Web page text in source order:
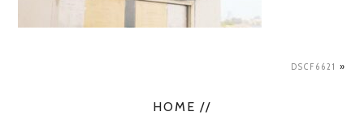
DSCF6621 »
HOME //